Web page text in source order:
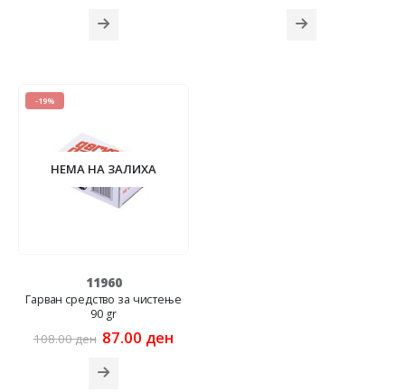
was:
297.00 ден.
-19%
НЕМА НА ЗАЛИХА
11960
Гарван средство за чистење
90 gr
108.00ден Original
was:
108.00 ден.
87.00 ден